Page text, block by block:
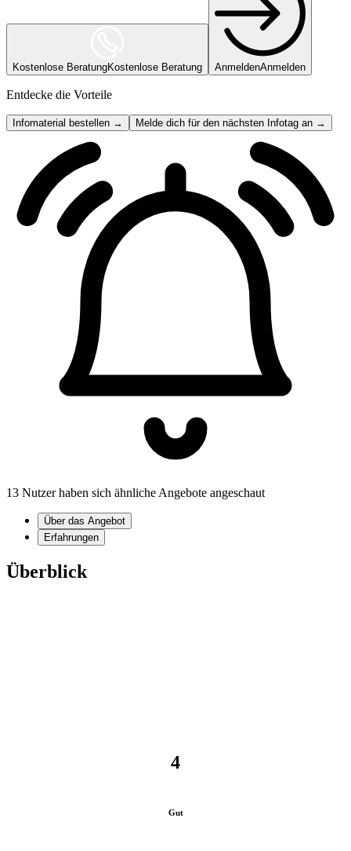
Kostenlose BeratungKostenlose Beratung AnmeldenAnmelden
Entdecke die Vorteile
Infomaterial bestellen → Melde dich für den nächsten Infotag an →
13 Nutzer haben sich ähnliche Angebote angeschaut
Über das Angebot
Erfahrungen
Überblick
4
Gut